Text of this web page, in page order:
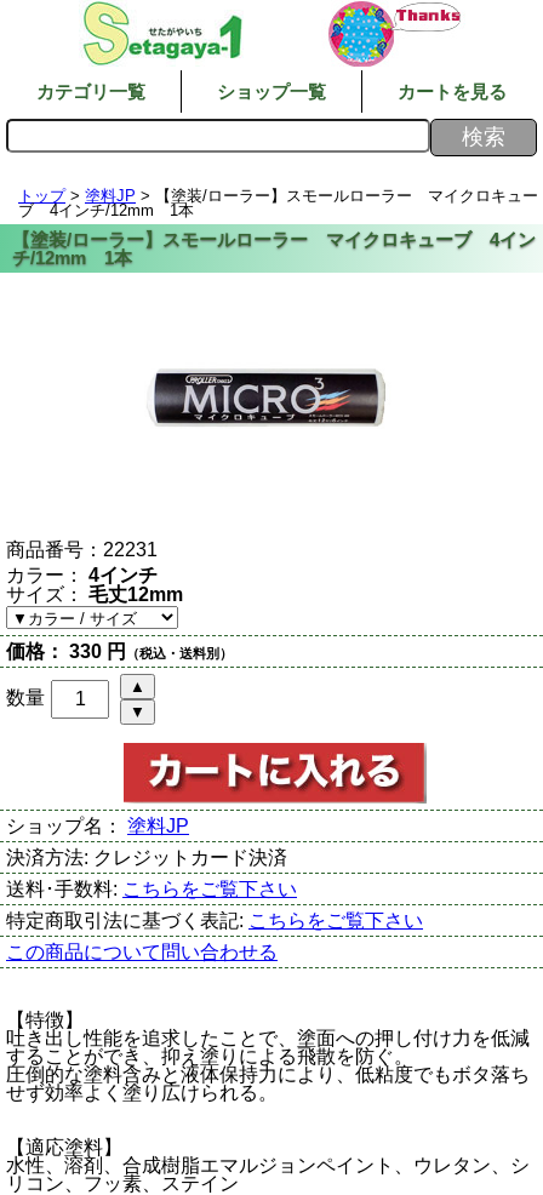
カテゴリ一覧 ショップ一覧 カートを見る
トップ> 塗料JP > 【塗装/ローラー】スモールローラー マイクロキュー
ブ 4インチ/12mm 1本
商品番号： 22231
カラー：
4インチ
サイズ：
毛丈12mm
価格： 330 円 （税込・送料別）
数量
ショップ名： 塗料JP
決済方法: クレジットカード決済
送料･手数料: こちらをご覧下さい
特定商取引法に基づく表記: こちらをご覧下さい
この商品について問い合わせる
【特徴】
吐き出し性能を追求したことで、塗面への押し付け力を低減
することができ、抑え塗りによる飛散を防ぐ。
圧倒的な塗料含みと液体保持力により、低粘度でもボタ落ち
せず効率よく塗り広けられる。
【適応塗料】
水性、溶剤、合成樹脂エマルジョンペイント、ウレタン、シ
リコン、フッ素、ステイン